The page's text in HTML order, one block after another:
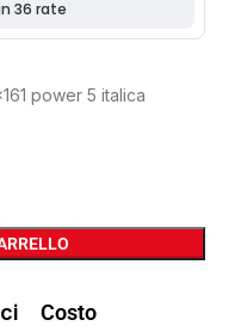
power 5 italica
Costo